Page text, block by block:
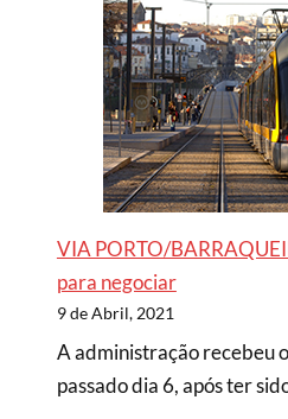
VIA PORTO/
para negociar
9 de Abril, 2021
A administração recebeu
passado dia 6, após ter